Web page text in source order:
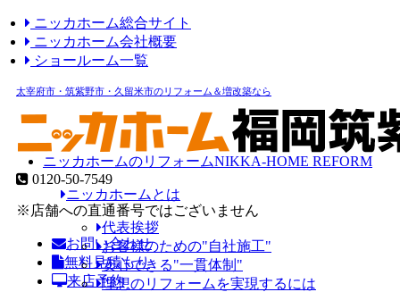
ニッカホーム総合サイト
ニッカホーム会社概要
ショールーム一覧
太宰府市・筑紫野市・久留米市のリフォーム＆増改築なら
0120-50-7549
※店舗への直通番号ではございません
お問い合わせ
無料見積もり
来店予約
ニッカホームのリフォームNIKKA-HOME REFORM
ニッカホームとは
代表挨拶
お客様のための"自社施工"
安心できる"一貫体制"
理想のリフォームを実現するには